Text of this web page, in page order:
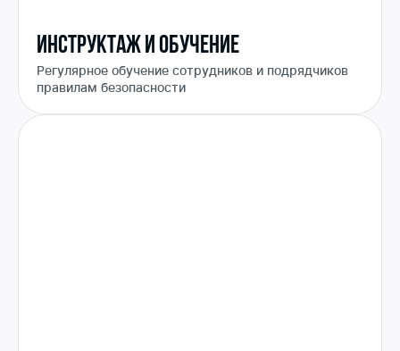
Инструктаж и обучение
Регулярное обучение сотрудников и подрядчиков
правилам безопасности